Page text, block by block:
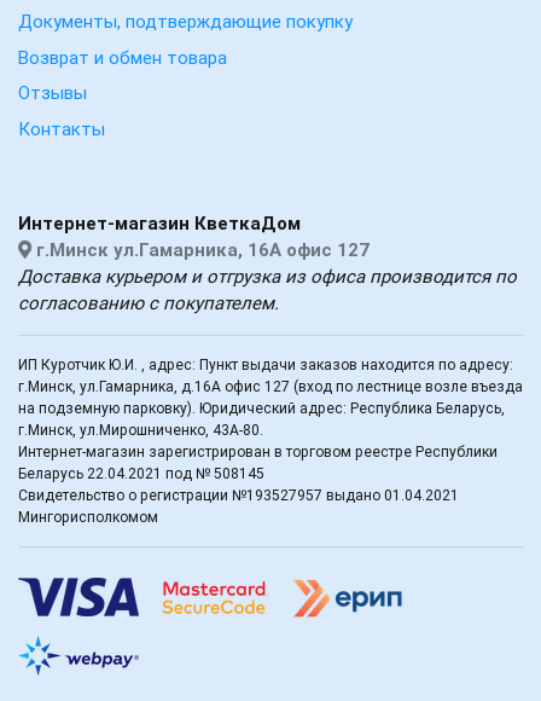
Документы, подтверждающие покупку
Возврат и обмен товара
Отзывы
Контакты
Интернет-магазин КветкаДом
г.Минск ул.Гамарника, 16А офис 127
Доставка курьером и отгрузка из офиса производится по
согласованию с покупателем.
ИП Куротчик Ю.И. , адрес: Пункт выдачи заказов находится по адресу:
г.Минск, ул.Гамарника, д.16А офис 127 (вход по лестнице возле въезда
на подземную парковку). Юридический адрес: Республика Беларусь,
г.Минск, ул.Мирошниченко, 43А-80.
Интернет-магазин зарегистрирован в торговом реестре Республики
Беларусь 22.04.2021 под № 508145
Свидетельство о регистрации №193527957 выдано 01.04.2021
Мингорисполкомом